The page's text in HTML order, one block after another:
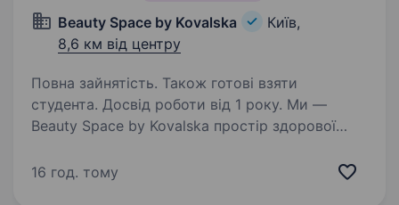
Beauty Space by Kovalska
Київ,
8,6 км від центру
Повна зайнятість. Також готові взяти
студента. Досвід роботи від 1 року. Ми —
Beauty Space by Kovalska простір здорової
Цінуємо індивідуальність, підтримуємо
16 год. тому